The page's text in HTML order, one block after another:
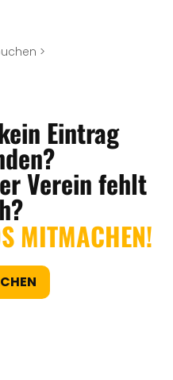
>
Eintrag
Verein fehlt
MITMACHEN!